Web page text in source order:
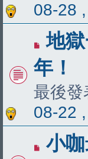
08-28
地
年！
最後發
08-22
小